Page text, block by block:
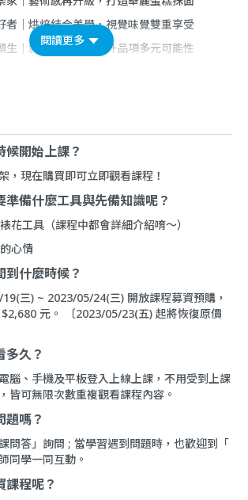
｜烘焙結合美學，視覺味覺雙重享受
｜斜槓甜點店，提升品項多元可能性
閱讀更多
候開始上課？
，現在購買即可立即觀看課程！
準備什麼工具與先備知識呢？
花工具（課程中都會詳細介紹唷～）
心情
到什麼時候？
三) ~ 2023/05/24(三) 開放課程募資預購，
元。 〔2023/05/23(五) 起將恢復原價
多久？
腦、手機及平板登入上線上課，不用受到上課
皆可無限次數重複觀看課程內容。
題嗎？
問答」詢問 ; 當學習遇到問題時，也歡迎到「
同學一同互動。
課程呢？